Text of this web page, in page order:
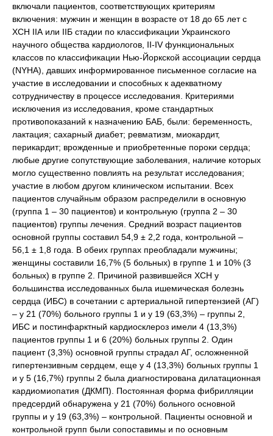
включали пациентов, соответствующих критериям
включения: мужчин и женщин в возрасте от 18 до 65 лет с
ХСН IIА или IIБ стадии по классификации Украинского
научного общества кардиологов, ІІ-IV функциональных
классов по классификации Нью-Йоркской ассоциации сердца
(NYHA), давших информированное письменное согласие на
участие в исследовании и способных к адекватному
сотрудничеству в процессе исследования. Критериями
исключения из исследования, кроме стандартных
противопоказаний к назначению БАБ, были: беременность,
лактация; сахарный диабет; ревматизм, миокардит,
перикардит; врожденные и приобретенные пороки сердца;
любые другие сопутствующие заболевания, наличие которых
могло существенно повлиять на результат исследования;
участие в любом другом клиническом испытании. Всех
пациентов случайным образом распределили в основную
(группа 1 – 30 пациентов) и контрольную (группа 2 – 30
пациентов) группы лечения. Средний возраст пациентов
основной группы составил 54,9 ± 2,2 года, контрольной –
56,1 ± 1,8 года. В обеих группах преобладали мужчины;
женщины составили 16,7% (5 больных) в группе 1 и 10% (3
больных) в группе 2. Причиной развившейся ХСН у
большинства исследованных была ишемическая болезнь
сердца (ИБС) в сочетании с артериальной гипертензией (АГ)
– у 21 (70%) больного группы 1 и у 19 (63,3%) – группы 2,
ИБС и постинфарктный кардиосклероз имели 4 (13,3%)
пациентов группы 1 и 6 (20%) больных группы 2. Один
пациент (3,3%) основной группы страдал АГ, осложненной
гипертензивным сердцем, еще у 4 (13,3%) больных группы 1
и у 5 (16,7%) группы 2 была диагностирована дилатационная
кардиомиопатия (ДКМП). Постоянная форма фибрилляции
предсердий обнаружена у 21 (70%) больного основной
группы и у 19 (63,3%) – контрольной. Пациенты основной и
контрольной групп были сопоставимы и по основным